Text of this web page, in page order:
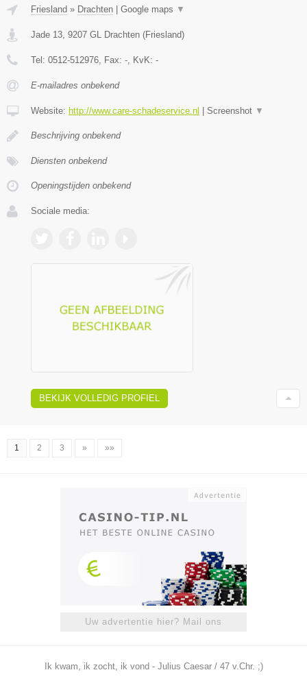
Friesland » Drachten Google maps ▼
Jade 13, 9207 GL Drachten (Friesland)
Tel: 0512-512976, Fax: -, KvK: -
E-mailadres onbekend
Website: http://www.care-schadeservice.nl Screenshot ▼
Beschrijving onbekend
Diensten onbekend
Openingstijden onbekend
Sociale media:
BEKIJK VOLLEDIG PROFIEL
1 2 3 » »»
Uw advertentie hier? Mail ons
Ik kwam, ik zocht, ik vond - Julius Caesar / 47 v.Chr. ;)